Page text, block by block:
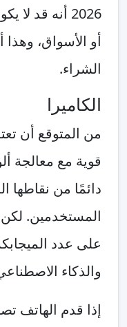
2026 أنه قد
أو الأسواق، وهذا
الشراء.
الكاميرا
من المتوقع أن
قوية مع معالجة
دائمًا من نقاطها
على عدد
والذكاء
إذا قدم الهاتف